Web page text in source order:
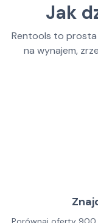
Jak
Rentools to
na wynajem,